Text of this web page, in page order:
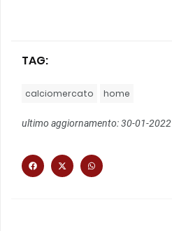
TAG:
calciomercato home
ultimo aggiornamento: 30-01-2022